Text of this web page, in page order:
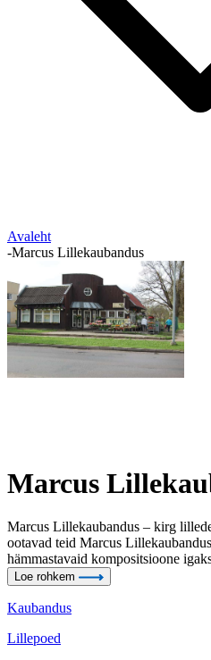
Avaleht
-Marcus Lillekaubandus
Marcus
Marcus Lillekaubandus – kirg
ootavad teid Marcus
hämmastavaid kompositsioone
Loe rohkem
Kaubandus
Lillepoed